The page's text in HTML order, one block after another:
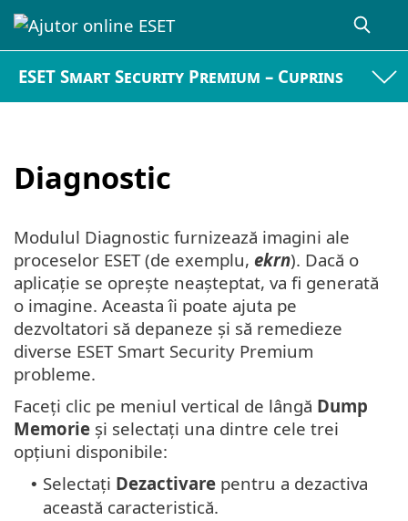
ESET Smart Security Premium – Cuprins
Diagnostic
Modulul Diagnostic furnizează imagini ale
proceselor ESET (de exemplu, ekrn). Dacă o
aplicație se oprește neașteptat, va fi generată
o imagine. Aceasta îi poate ajuta pe
dezvoltatori să depaneze și să remedieze
diverse ESET Smart Security Premium
probleme.
Faceți clic pe meniul vertical de lângă Dump
Memorie și selectați una dintre cele trei
opțiuni disponibile:
• Selectați Dezactivare pentru a dezactiva
această caracteristică.